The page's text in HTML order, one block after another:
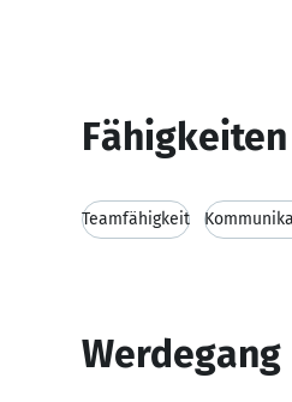
Teamfähigkeit
Werdegang